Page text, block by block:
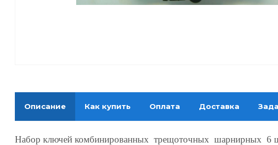
Описание Как купить Оплата Доставка
Набор ключей комбинированных трещоточных шарнирных 6